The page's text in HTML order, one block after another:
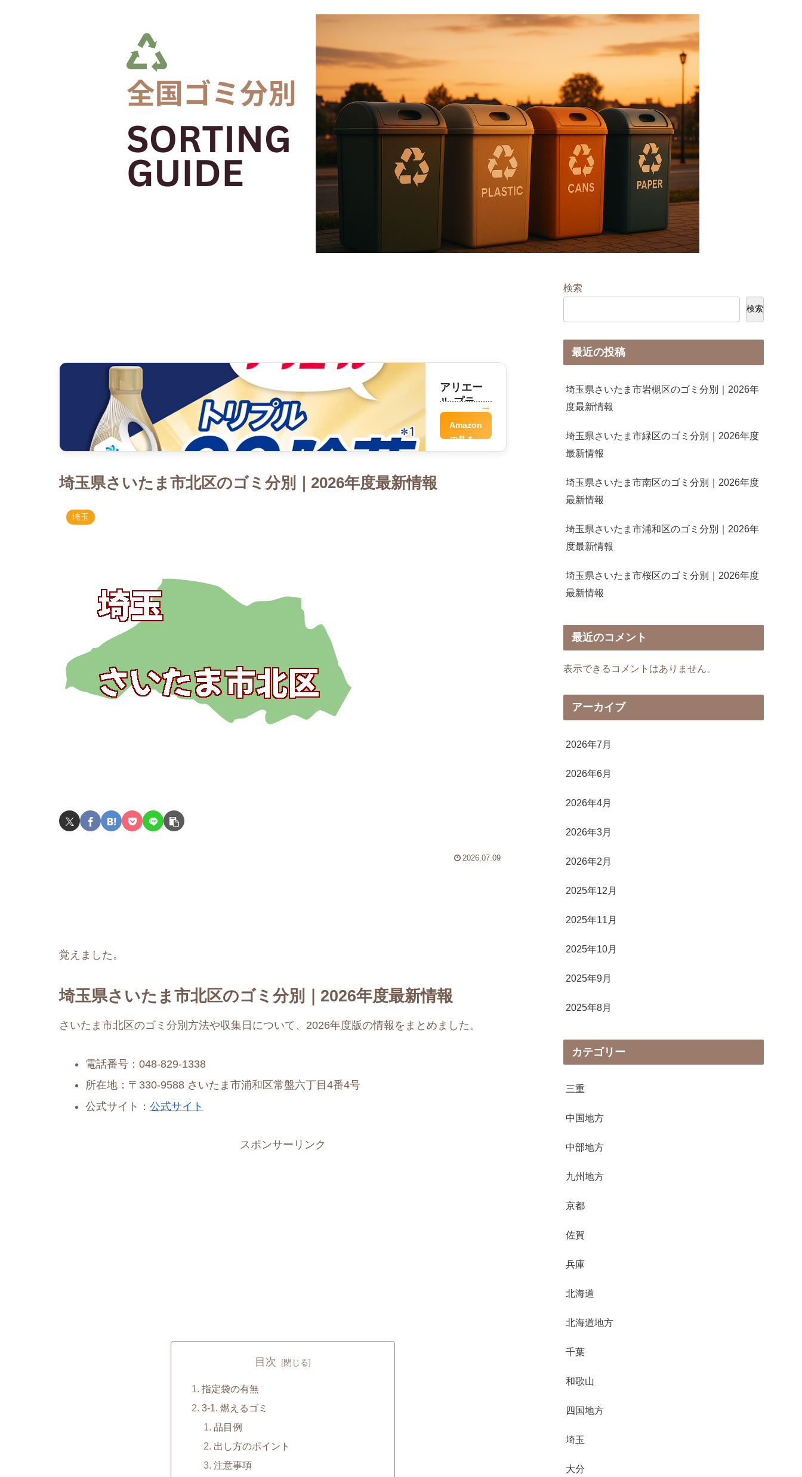
アリエー
ル プラチ
ナ洗剤
Amazon
で見る
埼玉県さいたま市北区のゴミ分別｜2026年度最新情報
埼玉
2026.07.09
覚えました。
埼玉県さいたま市北区のゴミ分別｜2026年度最新情報
さいたま市北区のゴミ分別方法や収集日について、2026年度版の情報をまとめました。
電話番号：048-829-1338
所在地：〒330-9588 さいたま市浦和区常盤六丁目4番4号
公式サイト： 公式サイト
スポンサーリンク
目次
指定袋の有無
3-1. 燃えるゴミ
品目例
出し方のポイント
注意事項
検索
検索
最近の投稿
埼玉県さいたま市岩槻区のゴミ分別｜2026年
度最新情報
埼玉県さいたま市緑区のゴミ分別｜2026年度
最新情報
埼玉県さいたま市南区のゴミ分別｜2026年度
最新情報
埼玉県さいたま市浦和区のゴミ分別｜2026年
度最新情報
埼玉県さいたま市桜区のゴミ分別｜2026年度
最新情報
最近のコメント
表示できるコメントはありません。
アーカイブ
2026年7月
2026年6月
2026年4月
2026年3月
2026年2月
2025年12月
2025年11月
2025年10月
2025年9月
2025年8月
カテゴリー
三重
中国地方
中部地方
九州地方
京都
佐賀
兵庫
北海道
北海道地方
千葉
和歌山
四国地方
埼玉
大分